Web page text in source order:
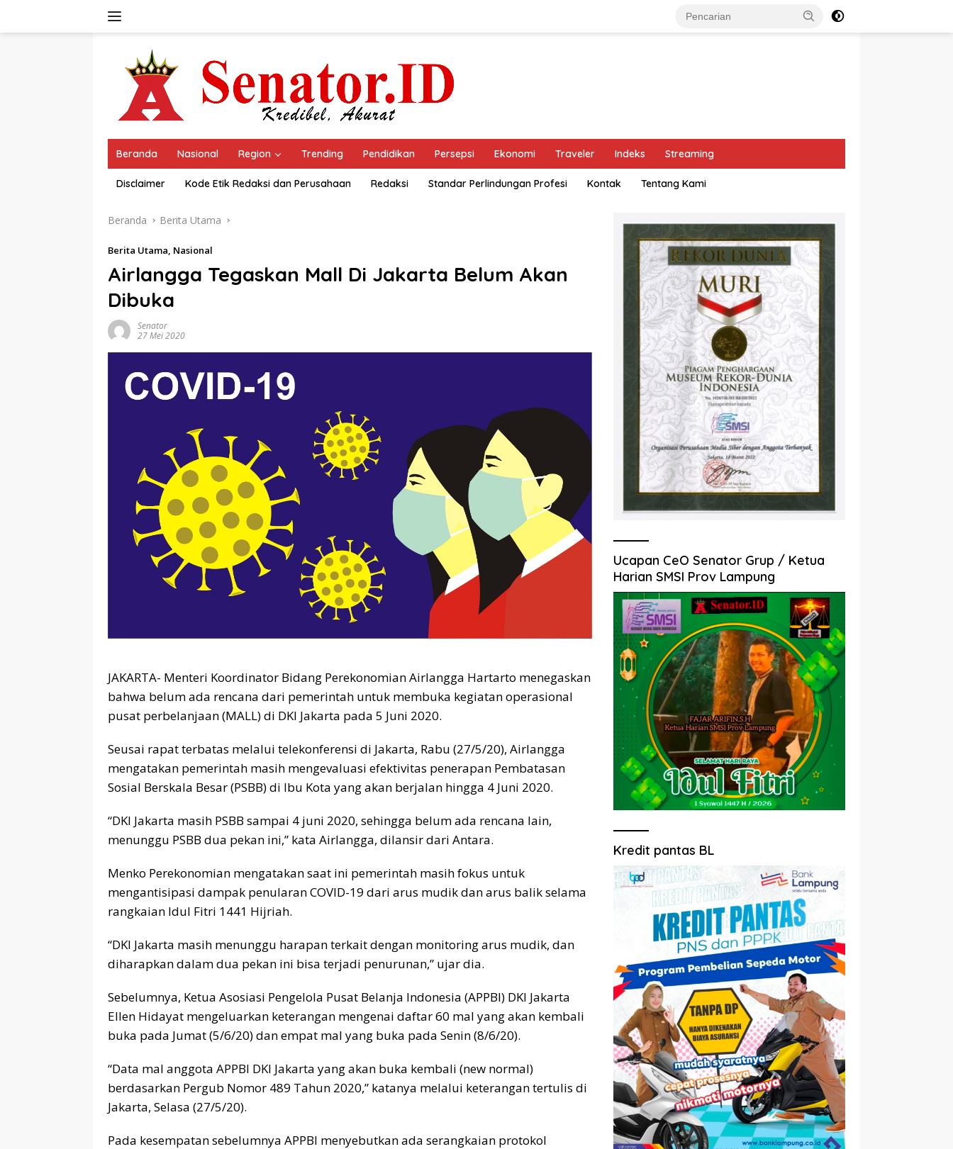
Beranda Nasional Region Trending Pendidikan Persepsi Ekonomi Traveler Indeks Streaming
Disclaimer Kode Etik Redaksi dan Perusahaan Redaksi Standar Perlindungan Profesi Kontak Tentang Kami
Beranda Berita Utama
Berita Utama, Nasional
Airlangga Tegaskan Mall Di Jakarta Belum Akan
Dibuka
Senator
27 Mei 2020
JAKARTA- Menteri Koordinator Bidang Perekonomian Airlangga Hartarto menegaskan
bahwa belum ada rencana dari pemerintah untuk membuka kegiatan operasional
pusat perbelanjaan (MALL) di DKI Jakarta pada 5 Juni 2020.
Seusai rapat terbatas melalui telekonferensi di Jakarta, Rabu (27/5/20), Airlangga
mengatakan pemerintah masih mengevaluasi efektivitas penerapan Pembatasan
Sosial Berskala Besar (PSBB) di Ibu Kota yang akan berjalan hingga 4 Juni 2020.
“DKI Jakarta masih PSBB sampai 4 juni 2020, sehingga belum ada rencana lain,
menunggu PSBB dua pekan ini,” kata Airlangga, dilansir dari Antara.
Menko Perekonomian mengatakan saat ini pemerintah masih fokus untuk
mengantisipasi dampak penularan COVID-19 dari arus mudik dan arus balik selama
rangkaian Idul Fitri 1441 Hijriah.
“DKI Jakarta masih menunggu harapan terkait dengan monitoring arus mudik, dan
diharapkan dalam dua pekan ini bisa terjadi penurunan,” ujar dia.
Sebelumnya, Ketua Asosiasi Pengelola Pusat Belanja Indonesia (APPBI) DKI Jakarta
Ellen Hidayat mengeluarkan keterangan mengenai daftar 60 mal yang akan kembali
buka pada Jumat (5/6/20) dan empat mal yang buka pada Senin (8/6/20).
“Data mal anggota APPBI DKI Jakarta yang akan buka kembali (new normal)
berdasarkan Pergub Nomor 489 Tahun 2020,” katanya melalui keterangan tertulis di
Jakarta, Selasa (27/5/20).
Pada kesempatan sebelumnya APPBI menyebutkan ada serangkaian protokol
Ucapan CeO Senator Grup / Ketua
Harian SMSI Prov Lampung
Kredit pantas BL